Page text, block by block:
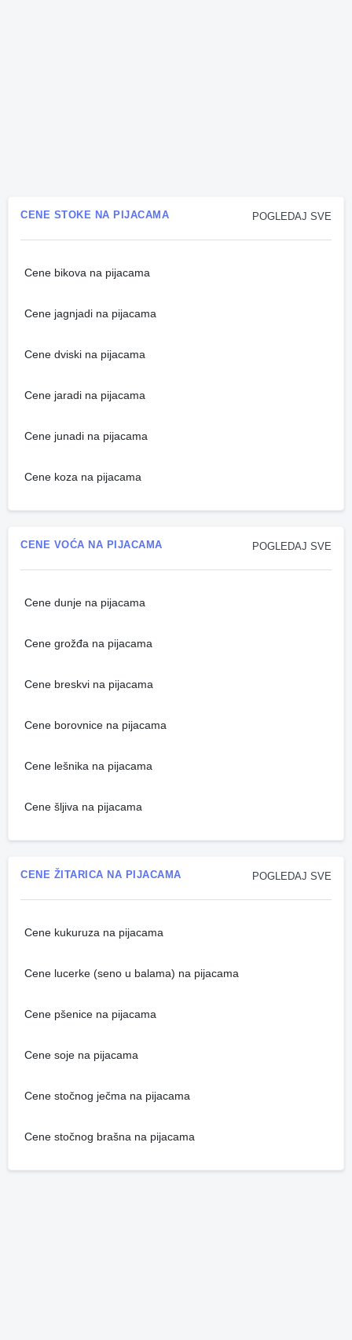
POGLEDAJ SVE
CENE STOKE NA PIJACAMA
Cene bikova na pijacama
Cene jagnjadi na pijacama
Cene dviski na pijacama
Cene jaradi na pijacama
Cene junadi na pijacama
Cene koza na pijacama
POGLEDAJ SVE
CENE VOĆA NA PIJACAMA
Cene dunje na pijacama
Cene grožđa na pijacama
Cene breskvi na pijacama
Cene borovnice na pijacama
Cene lešnika na pijacama
Cene šljiva na pijacama
POGLEDAJ SVE
CENE ŽITARICA NA PIJACAMA
Cene kukuruza na pijacama
Cene lucerke (seno u balama) na pijacama
Cene pšenice na pijacama
Cene soje na pijacama
Cene stočnog ječma na pijacama
Cene stočnog brašna na pijacama